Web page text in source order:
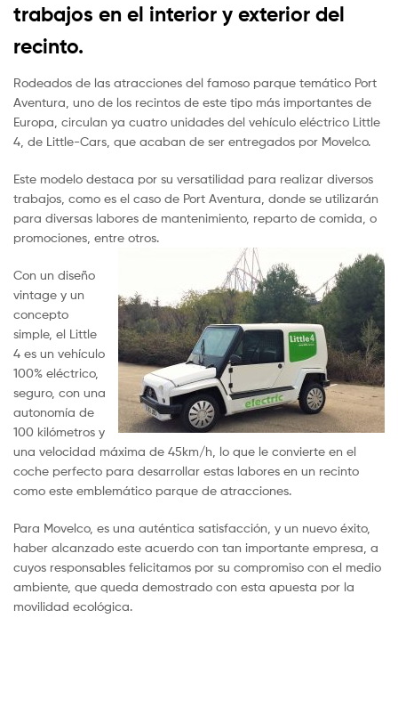
trabajos en el interior y exterior del
recinto.
Rodeados de las atracciones del famoso parque temático Port
Aventura, uno de los recintos de este tipo más importantes de
Europa, circulan ya cuatro unidades del vehículo eléctrico Little
4, de Little-Cars, que acaban de ser entregados por Movelco.
Este modelo destaca por su versatilidad para realizar diversos
trabajos, como es el caso de Port Aventura, donde se utilizarán
para diversas labores de mantenimiento, reparto de comida, o
promociones, entre otros.
Con un diseño
vintage y un
concepto
simple, el Little
4 es un vehículo
100% eléctrico,
seguro, con una
autonomía de
100 kilómetros y
una velocidad máxima de 45km/h, lo que le convierte en el
coche perfecto para desarrollar estas labores en un recinto
como este emblemático parque de atracciones.
Para Movelco, es una auténtica satisfacción, y un nuevo éxito,
haber alcanzado este acuerdo con tan importante empresa, a
cuyos responsables felicitamos por su compromiso con el medio
ambiente, que queda demostrado con esta apuesta por la
movilidad ecológica.